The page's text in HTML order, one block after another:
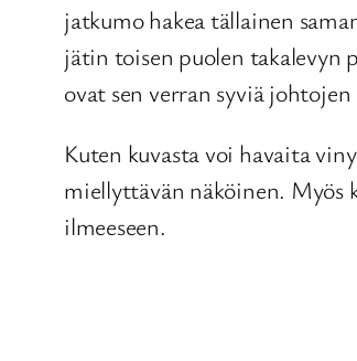
jatkumo hakea tällainen
jätin toisen puolen takalevyn
ovat sen verran syviä
Kuten kuvasta voi havaita
miellyttävän näköinen. Myös
ilmeeseen.